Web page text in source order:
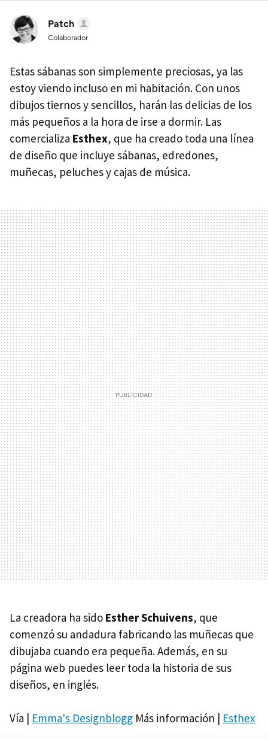
Patch
Colaborador
Estas sábanas son simplemente preciosas, ya las
estoy viendo incluso en mi habitación. Con unos
dibujos tiernos y sencillos, harán las delicias de los
más pequeños a la hora de irse a dormir. Las
comercializa Esthex, que ha creado toda una línea
de diseño que incluye sábanas, edredones,
muñecas, peluches y cajas de música.
La creadora ha sido Esther Schuivens, que
comenzó su andadura fabricando las muñecas que
dibujaba cuando era pequeña. Además, en su
página web puedes leer toda la historia de sus
diseños, en inglés.
Vía | Emma's Designblogg Más información | Esthex